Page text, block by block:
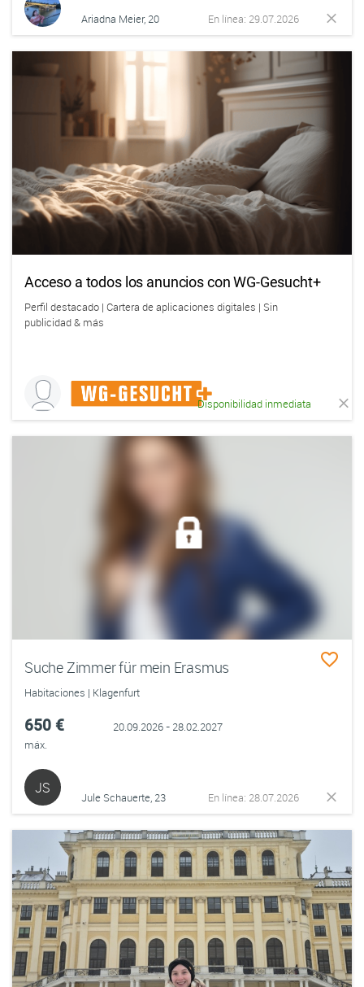
Ariadna Meier, 20 En línea: 29.07.2026
Acceso a todos los anuncios con WG-Gesucht+
Perfil destacado | Cartera de aplicaciones digitales | Sin
publicidad & más
Disponibilidad inmediata
Suche Zimmer für mein Erasmus
Habitaciones | Klagenfurt
650 €
máx.
20.09.2026 - 28.02.2027
JS
Jule Schauerte, 23 En línea: 28.07.2026